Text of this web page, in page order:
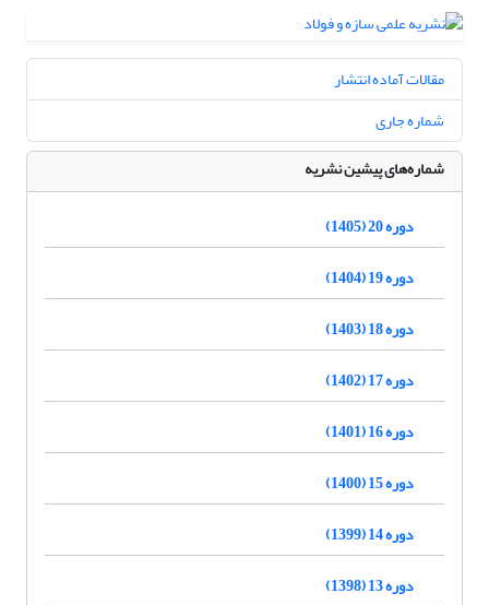
مقالات آماده انتشار
شماره جاری
شماره‌های پیشین نشریه
دوره 20 (1405)
دوره 19 (1404)
دوره 18 (1403)
دوره 17 (1402)
دوره 16 (1401)
دوره 15 (1400)
دوره 14 (1399)
دوره 13 (1398)